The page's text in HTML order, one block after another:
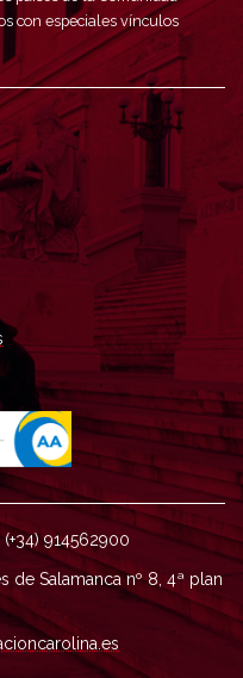
con especiales vínculos
914562900
de Salamanca nº 8, 4ª plan